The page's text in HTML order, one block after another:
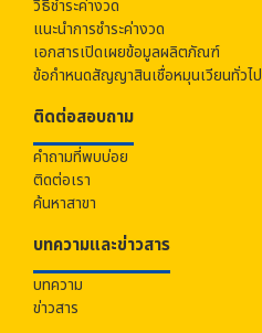
วิธีชำระค่างวด
แนะนำการชำระค่างวด
เอกสารเปิดเผยข้อมูลผลิตภัณฑ์
ข้อกำหนดสัญญาสินเชื่อหมุนเวียนทั่วไป
ติดต่อสอบถาม
คำถามที่พบบ่อย
ติดต่อเรา
ค้นหาสาขา
บทความและข่าวสาร
บทความ
ข่าวสาร